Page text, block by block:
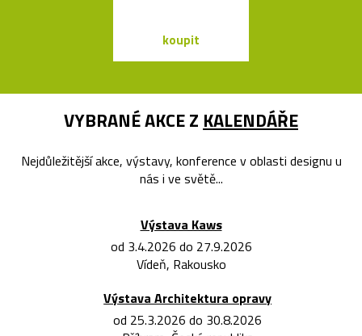
koupit
VYBRANÉ AKCE Z KALENDÁŘE
Nejdůležitější akce, výstavy, konference v oblasti designu u
nás i ve světě...
Výstava Kaws
od 3.4.2026 do 27.9.2026
Vídeň, Rakousko
Výstava Architektura opravy
od 25.3.2026 do 30.8.2026